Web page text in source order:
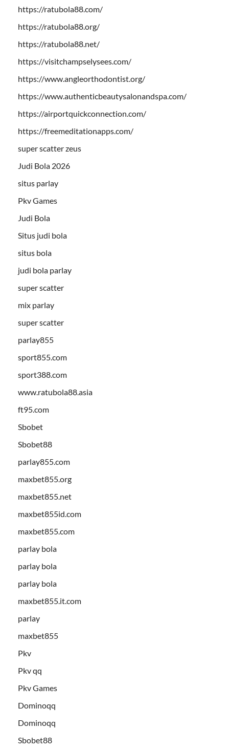
https://ratubola88.com/
https://ratubola88.org/
https://ratubola88.net/
https://visitchampselysees.com/
https://www.angleorthodontist.org/
https://www.authenticbeautysalonandspa.com/
https://airportquickconnection.com/
https://freemeditationapps.com/
super scatter zeus
Judi Bola 2026
situs parlay
Pkv Games
Judi Bola
Situs judi bola
situs bola
judi bola parlay
super scatter
mix parlay
super scatter
parlay855
sport855.com
sport388.com
www.ratubola88.asia
ft95.com
Sbobet
Sbobet88
parlay855.com
maxbet855.org
maxbet855.net
maxbet855id.com
maxbet855.com
parlay bola
parlay bola
parlay bola
maxbet855.it.com
parlay
maxbet855
Pkv
Pkv qq
Pkv Games
Dominoqq
Dominoqq
Sbobet88